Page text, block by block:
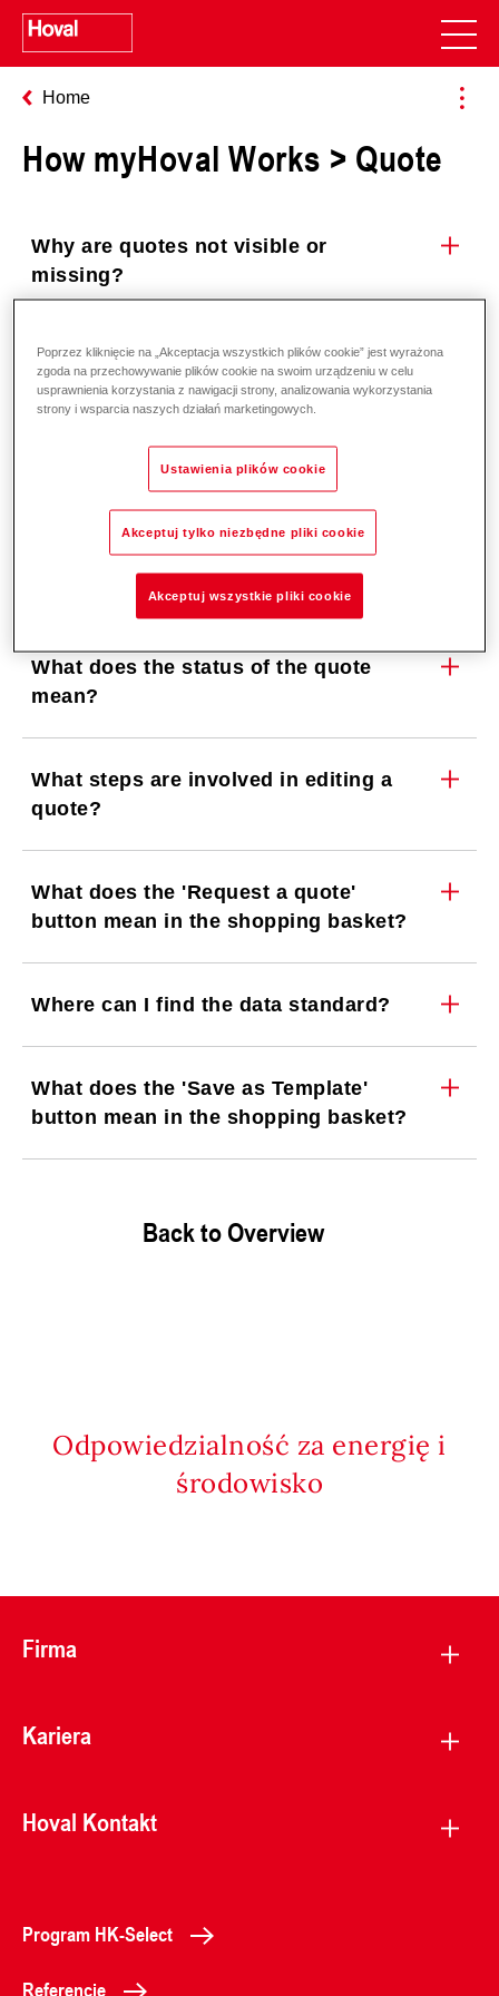
Home
How myHoval Works > Quote
Why are quotes not visible or
missing?
Why can't I download a quote?
Why can't I order a quote?
Where can I find the other documents
about the quote (ErP label, system
technology, etc.)?
What does the status of the quote
mean?
What steps are involved in editing a
quote?
What does the 'Request a quote'
button mean in the shopping basket?
Where can I find the data standard?
What does the 'Save as Template'
button mean in the shopping basket?
Back to Overview
Odpowiedzialność za energię i
środowisko
Firma
Kariera
Hoval Kontakt
Program HK-Select
Referencje
Poprzez kliknięcie na „Akceptacja wszystkich plików cookie” jest wyrażona
zgoda na przechowywanie plików cookie na swoim urządzeniu w celu
usprawnienia korzystania z nawigacji strony, analizowania wykorzystania
strony i wsparcia naszych działań marketingowych.
Ustawienia plików cookie
Akceptuj tylko niezbędne pliki cookie
Akceptuj wszystkie pliki cookie